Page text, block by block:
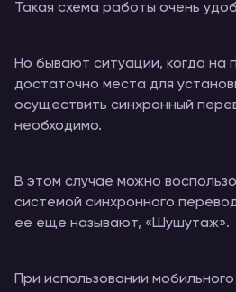
Такая схема работы очень
Но бывают ситуации, когда на
достаточно места для
осуществить синхронный
необходимо.
В этом случае можно
системой синхронного
ее еще называют, «Шушутаж».
При использовании